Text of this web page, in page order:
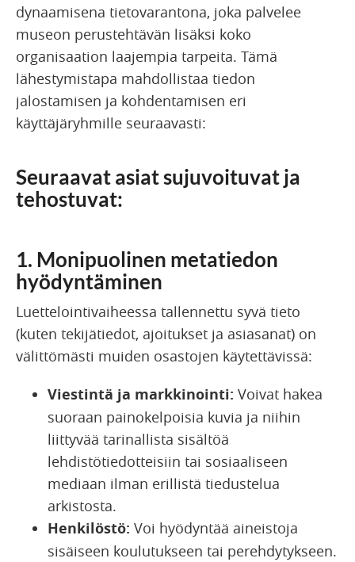
dynaamisena tietovarantona, joka palvelee
museon perustehtävän lisäksi koko
organisaation laajempia tarpeita. Tämä
lähestymistapa mahdollistaa tiedon
jalostamisen ja kohdentamisen eri
käyttäjäryhmille seuraavasti:
Seuraavat asiat sujuvoituvat ja
tehostuvat:
1. Monipuolinen metatiedon
hyödyntäminen
Luettelointivaiheessa tallennettu syvä tieto
(kuten tekijätiedot, ajoitukset ja asiasanat) on
välittömästi muiden osastojen käytettävissä:
Viestintä ja markkinointi: Voivat hakea
suoraan painokelpoisia kuvia ja niihin
liittyvää tarinallista sisältöä
lehdistötiedotteisiin tai sosiaaliseen
mediaan ilman erillistä tiedustelua
arkistosta.
Henkilöstö: Voi hyödyntää aineistoja
sisäiseen koulutukseen tai perehdytykseen.